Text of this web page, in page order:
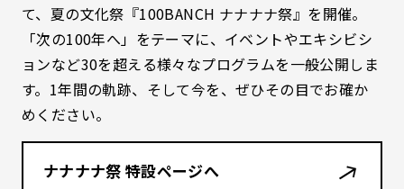
て、夏の文化祭『100BANCH ナナナナ祭』を開催。
「次の100年へ」をテーマに、イベントやエキシビシ
ョンなど30を超える様々なプログラムを一般公開しま
す。 1年間の軌跡、そして今を、ぜひその目でお確か
めください。
ナナナナ祭 特設ページへ